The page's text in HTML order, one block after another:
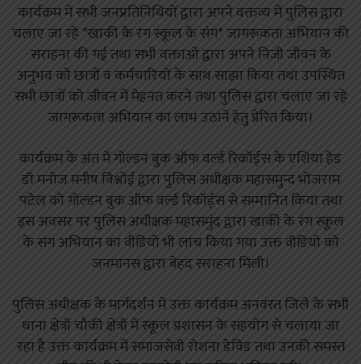
कार्यक्रम में सभी जनप्रतिनिधियों द्वारा अपने वक्तव्य में पुलिस द्वारा
चलाए जा रहे *खाकी के रंग स्कूल के संग* जागरूकता अभियान की
सराहना की गई तथा सभी वक्ताओं द्वारा अपने निजी जीवन के
अनुभव को छात्रों व कर्मचारियों के साथ साझा किया तथा उपस्थित
सभी छात्रों को जीवन में मेहनत करने तथा पुलिस द्वारा चलाए जा रहे
जागरूकता अभियान का लाभ उठाने हेतु प्रेरित किया।
कार्यक्रम के अंत में गोल्डन बुक ऑफ वर्ल्ड रिकॉर्ड्स के एशिया हेड
डॉ मनोज मनीष विश्नोई द्वारा पुलिस अधीक्षक महासमुन्द भोजराम
पटेल को गोल्डन बुक ऑफ वर्ल्ड रिकॉर्ड्स से सम्मानित किया तथा
इस अवसर पर पुलिस अधीक्षक महासमुंद द्वारा खाकी के रंग स्कूल
के संग अभियान का वीडियो भी लांच किया गया उक्त वीडियो को
जनमानस द्वारा बेहद सराहना मिली।
पुलिस अधीक्षक के मार्गदर्शन में उक्त कार्यक्रम अनवरत जिले के सभी
थाना क्षेत्रों चौकी क्षेत्रों में स्कूल प्रशासन के सहयोग से चलाया जा
रहा है उक्त कार्यक्रम में समाजसेवी रोशना डेविड तथा उनकी समस्त